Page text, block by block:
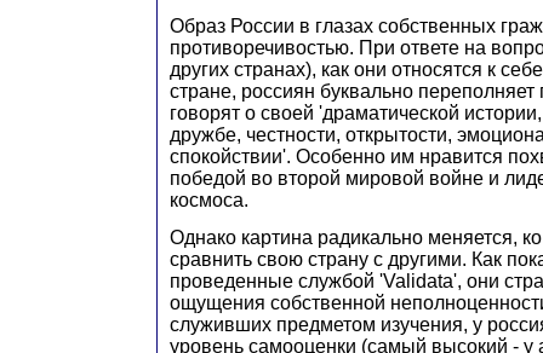
Образ России в глазах собственных
противоречивостью. При ответе на
других странах), как они относятся к
стране, россиян буквально переполняет
говорят о своей 'драматической
дружбе, честности, открытости,
спокойствии'. Особенно им нравится
победой во второй мировой войне и
космоса.
Однако картина радикально меняется,
сравнить свою страну с другими. Как
проведенные службой 'Validata', они
ощущения собственной
служивших предметом изучения, у
уровень самооценки (самый высокий - у